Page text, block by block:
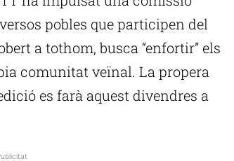
pobles que participen del
a tothom, busca “enfortir” els
comunitat veïnal. La propera
es farà aquest divendres a